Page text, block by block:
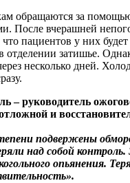
обращаются за
После вчерашней
пациентов у них будет
отделении затишье.
несколько дней.
– руководитель
и
подвержены
над собой
опьянения.